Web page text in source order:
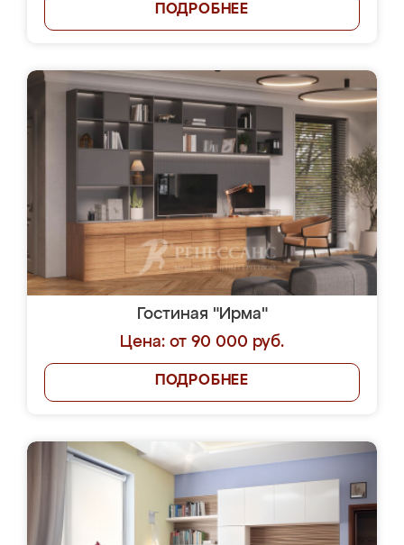
ПОДРОБНЕЕ
Гостиная "Ирма"
Цена: от 90 000 руб.
ПОДРОБНЕЕ